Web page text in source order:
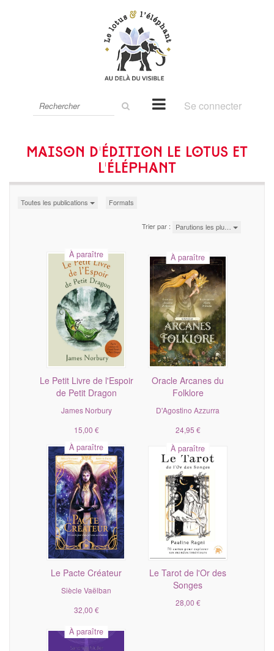
le
Se connecter
Maison d'édition Le lotus et
l'éléphant
Toutes les publications Formats
Trier par : Parutions les plu…
À paraître
Le Petit Livre de l'Espoir
de Petit Dragon
James Norbury
15,00 €
À paraître
Oracle Arcanes du
Folklore
D'Agostino Azzurra
24,95 €
À paraître
Le Pacte Créateur
Siècle Vaëlban
32,00 €
À paraître
Le Tarot de l'Or des
Songes
28,00 €
À paraître